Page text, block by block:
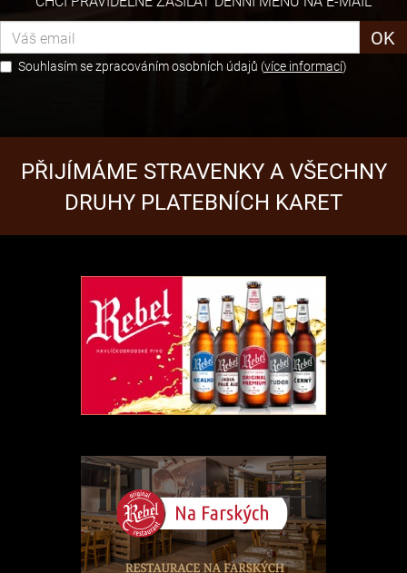
OK
Souhlasím se zpracováním osobních údajů (více informací)
PŘIJÍMÁME STRAVENKY A VŠECHNY
DRUHY PLATEBNÍCH KARET